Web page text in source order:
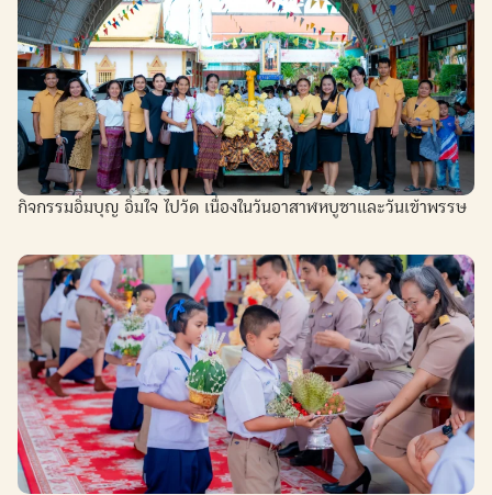
กิจกรรมอิ่มบุญ อิ่มใจ ไปวัด เนื่องในวันอาสาฬหบูชาและวันเข้าพรรษ